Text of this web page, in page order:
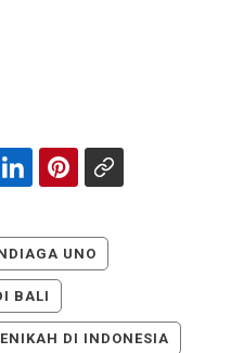
UNO
BALI
DI INDONESIA